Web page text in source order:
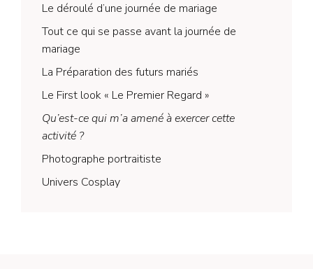
Le déroulé d’une journée de mariage
Tout ce qui se passe avant la journée de
mariage
La Préparation des futurs mariés
Le First look « Le Premier Regard »
Qu’est-ce qui m’a amené à exercer cette
activité ?
Photographe portraitiste
Univers Cosplay